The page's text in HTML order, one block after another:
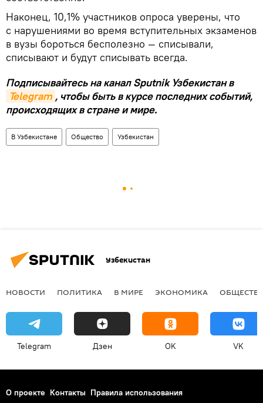
Наконец, 10,1% участников опроса уверены, что
с нарушениями во время вступительных экзаменов
в вузы бороться бесполезно — списывали,
списывают и будут списывать всегда.
Подписывайтесь на канал Sputnik Узбекистан в
Telegram , чтобы быть в курсе последних событий,
происходящих в стране и мире.
В Узбекистане Общество Узбекистан
Узбекистан
НОВОСТИ ПОЛИТИКА В МИРЕ ЭКОНОМИКА
Telegram Дзен OK VK
О проекте Контакты Правила использования